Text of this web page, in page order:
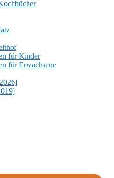
für Kinder
für Erwachsene